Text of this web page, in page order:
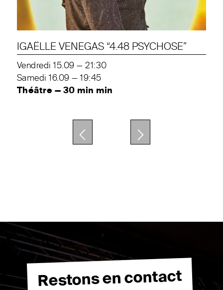
IGAËLLE VENEGAS “4.48 PSYCHOSE”
Vendredi 15.09 — 21:30
Samedi 16.09 — 19:45
Théâtre — 30 min min
Restons en contact